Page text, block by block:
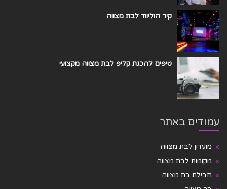
קיר הוליווד לבת מצווה
טיפים להכנת קליפ לבת מצווה מקצועי
עמודים באתר
מועדון לבת מצווה
מקומות לבת מצווה
חבילת בת מצווה